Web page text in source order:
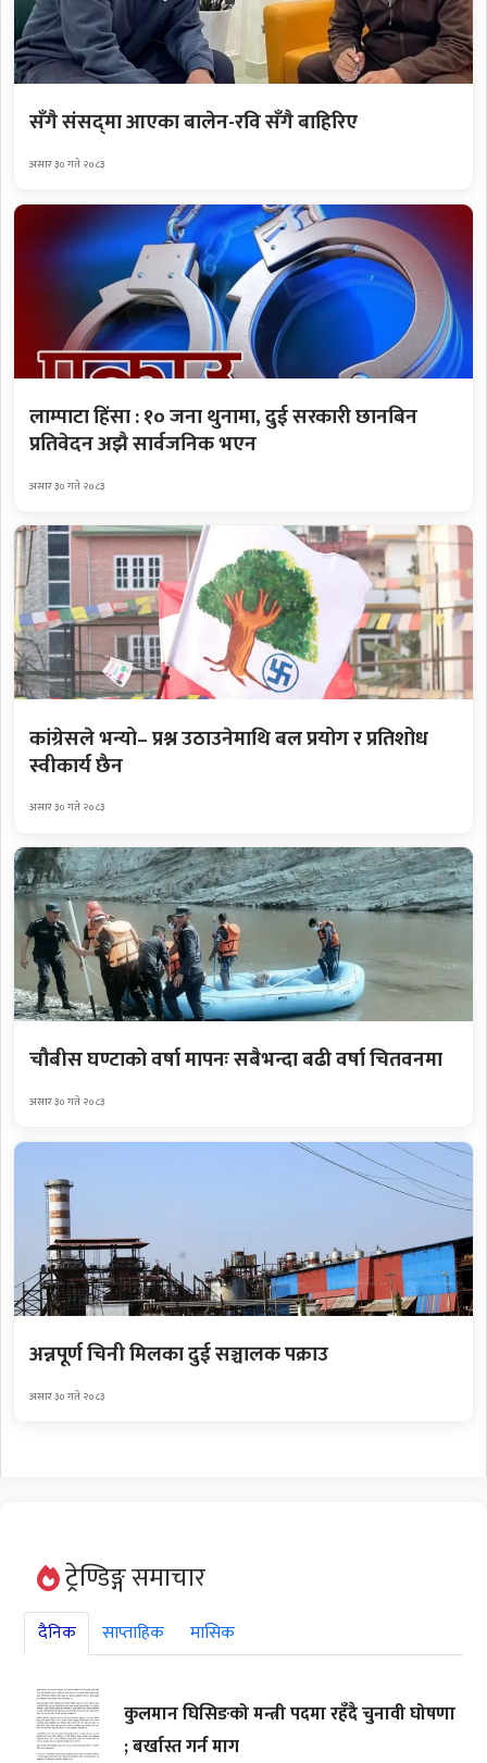
सँगै संसद्‌मा आएका बालेन-रवि सँगै बाहिरिए
असार ३० गते २०८३
लाम्पाटा हिंसा : १० जना थुनामा, दुई सरकारी छानबिन
प्रतिवेदन अझै सार्वजनिक भएन
असार ३० गते २०८३
कांग्रेसले भन्यो– प्रश्न उठाउनेमाथि बल प्रयोग र प्रतिशोध
स्वीकार्य छैन
असार ३० गते २०८३
चौबीस घण्टाको वर्षा मापनः सबैभन्दा बढी वर्षा चितवनमा
असार ३० गते २०८३
अन्नपूर्ण चिनी मिलका दुई सञ्चालक पक्राउ
असार ३० गते २०८३
ट्रेण्डिङ्ग समाचार
दैनिक साप्ताहिक मासिक
कुलमान घिसिङको मन्त्री पदमा रहँदै चुनावी घोषणा
; बर्खास्त गर्न माग